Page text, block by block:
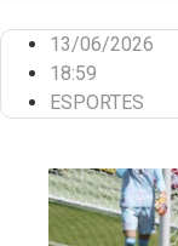
13/06/2026
18:59
ESPORTES